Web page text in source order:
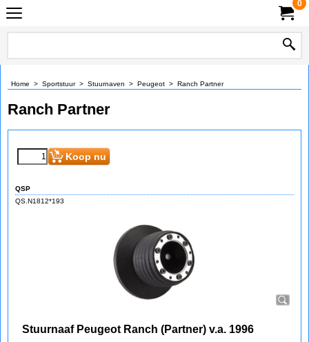
0
Home > Sportstuur> Stuurnaven > Peugeot > Ranch Partner
Ranch Partner
Koop nu
QSP
QS.N1812*193
Stuurnaaf Peugeot Ranch (Partner) v.a. 1996